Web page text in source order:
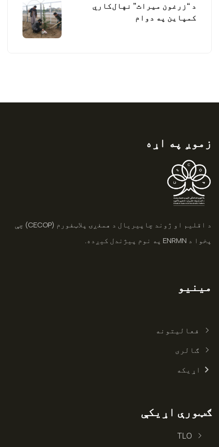
د “زرغون میراث” نهال‌کاري
کمپاین په دوام
زموږ په اړه
د اقلیم او ژوند چاپیریال د همغږۍ پلاټفورم (CECOP) چې
پخوا د ENRMN په نوم پیژندل کیږده.
مینیو
فعالیتونه
ګالری
اړیکه
ګټورې اړیکې
TLO